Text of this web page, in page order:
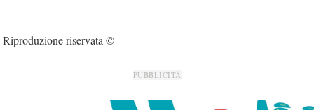
Riproduzione riservata ©
PUBBLICITÀ